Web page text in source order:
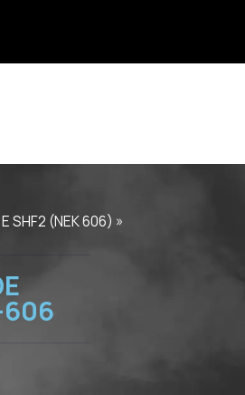
SHF2 (NEK 606) »
606